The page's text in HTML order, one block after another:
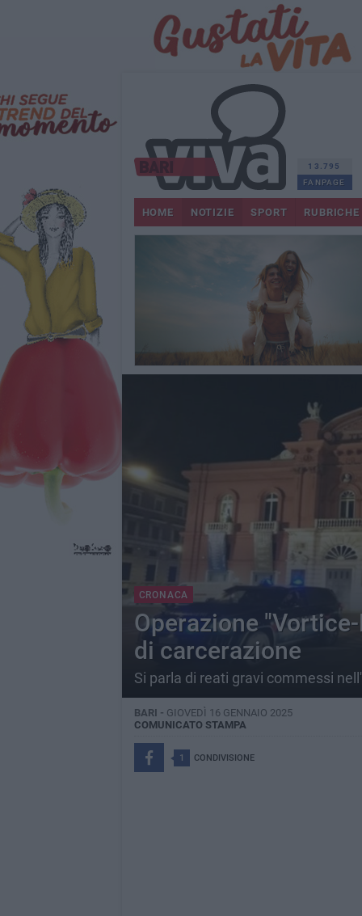
13.795
FANPAGE
HOME NOTIZIE SPORT RUBRICHE
CRONACA
Operazione
di carcerazione
Si parla di reati gravi commessi
BARI - GIOVEDÌ 16 GENNAIO 2025
COMUNICATO STAMPA
1 CONDIVISIONE